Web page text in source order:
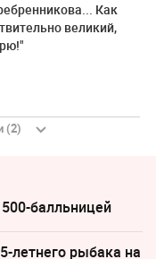
Как
великий,
(2)
балльницей
летнего рыбака на